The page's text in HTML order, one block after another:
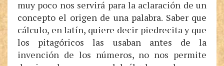
muy poco nos servirá para la aclaración de un
concepto el origen de una palabra. Saber que
cálculo, en latín, quiere decir piedrecita y que
los pitagóricos las usaban antes de la
invención de los números, no nos permite